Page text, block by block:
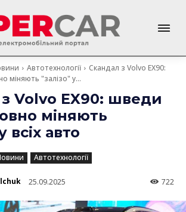
Автотехнології
Скандал з Volvo EX90:
міняють "залізо" у...
Volvo EX90: шведи
міняють
всіх авто
Автотехнології
25.09.2025 722